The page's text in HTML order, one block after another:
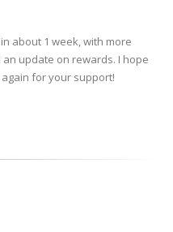
about 1 week, with more
update on rewards. I hope
for your support!